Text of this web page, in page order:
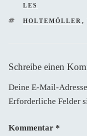
LES
HOLTEMÖLLER ,
Schreibe einen
Deine E-Mail-
Erforderliche Felder
Kommentar *